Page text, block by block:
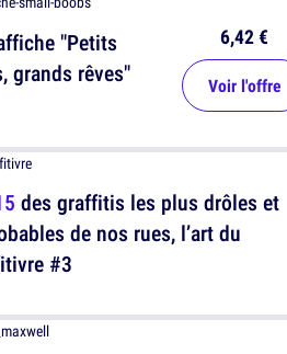
"Petits
grands rêves"
6,42 €
Voir l'offre
des graffitis les plus drôles et
de nos rues, l’art du
#3